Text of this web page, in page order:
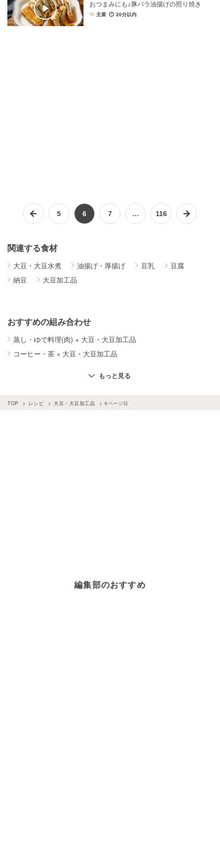
おつまみにも♪豚バラ油揚げの照り焼き
主菜 20分以内
5 6 7 … 116
関連する食材
大豆・大豆水煮 油揚げ・厚揚げ 豆乳
豆腐
納豆
大豆加工品
おすすめの組み合わせ
蒸し・ゆで料理(肉) × 大豆・大豆加工品
コーヒー・茶 × 大豆・大豆加工品
もっと見る
TOP レシピ 大豆・大豆加工品 6ページ目
編集部のおすすめ